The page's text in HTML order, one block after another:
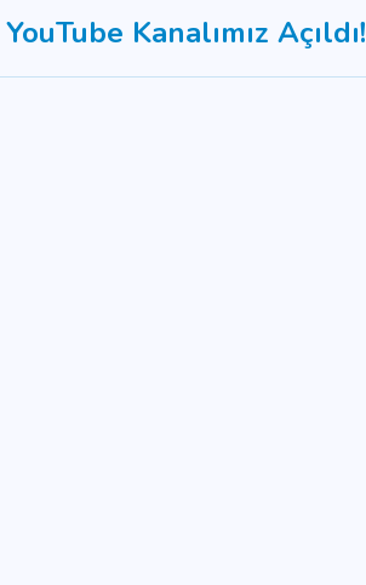
YouTube Kanalımız Açıldı!